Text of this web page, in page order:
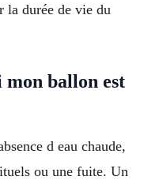
la durée de vie du
mon ballon est
d eau chaude,
ou une fuite. Un